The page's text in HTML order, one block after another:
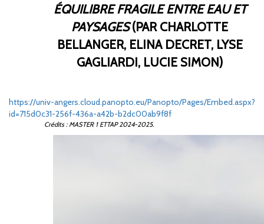
ÉQUILIBRE FRAGILE ENTRE EAU ET
PAYSAGES(PAR CHARLOTTE
BELLANGER, ELINA DECRET, LYSE
GAGLIARDI, LUCIE SIMON)
https://univ-angers.cloud.panopto.eu/Panopto/Pages/Embed.aspx?
id=715d0c31-256f-436a-a42b-b2dc00ab9f8f
Crédits : MASTER 1 ETTAP 2024-2025.